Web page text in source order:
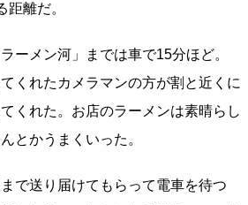
離だ。
ーメン河」までは車で15分ほど。
くれたカメラマンの方が割と近くに
くれた。お店のラーメンは素晴らし
とかうまくいった。
で送り届けてもらって電車を待つ